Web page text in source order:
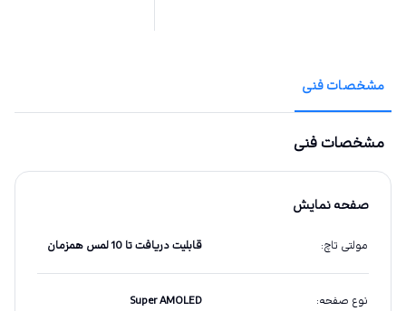
مشخصات فنی
مشخصات فنی
صفحه نمایش
مولتی تاچ: قابلیت دریافت تا 10 لمس همزمان
نوع صفحه:
Super AMOLED